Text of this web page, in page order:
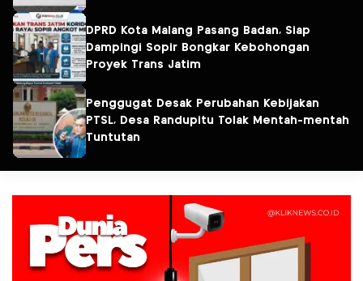
DPRD Kota Malang Pasang Badan, Siap
Dampingi Sopir Bongkar Kebohongan
Proyek Trans Jatim
Penggugat Desak Perubahan Kebijakan
PTSL, Desa Randupitu Tolak Mentah-mentah
Tuntutan